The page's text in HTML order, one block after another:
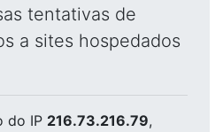
tentativas de
a sites hospedados
do IP 216.73.216.79,